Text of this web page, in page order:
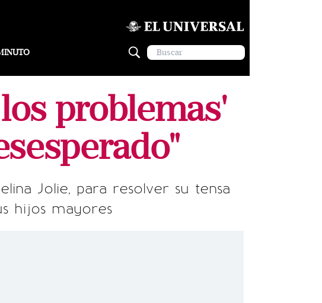
problemas'
Jolie, para resolver su tensa
hijos mayores